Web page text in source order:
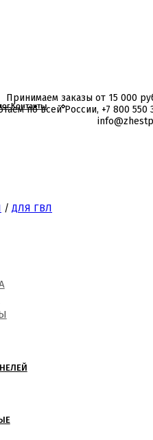
Контакты
Принимаем заказы от 15 000
по всей России, +7 800 550
/ ДЛЯ ГВЛ